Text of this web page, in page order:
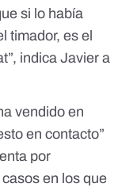
si lo había
timador, es el
indica Javier a
vendido en
en contacto”
por
en los que